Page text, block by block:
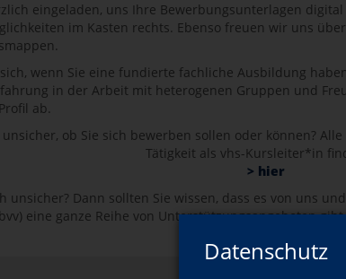
Datenschutz
eingeladen, uns Ihre Bewerbungsunterlagen
im Kasten rechts. Ebenso freuen wir uns
wenn Sie eine fundierte fachliche Ausbildung
in der Arbeit mit heterogenen Gruppen und
ab.
unsicher, ob Sie sich bewerben sollen oder können?
Tätigkeit als vhs-Kursleiter*in
> hier
unsicher? Dann sollten Sie wissen, dass es von uns
eine ganze Reihe von Unterstützungsangeboten